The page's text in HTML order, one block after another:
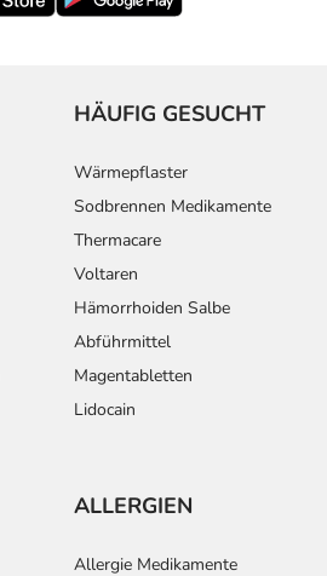
HÄUFIG GESUCHT
Wärmepflaster
Sodbrennen Medikamente
Thermacare
Voltaren
Hämorrhoiden Salbe
Abführmittel
Magentabletten
Lidocain
ALLERGIEN
Allergie Medikamente